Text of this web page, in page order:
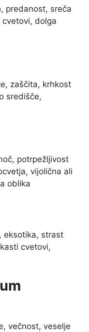
predanost, sreča
cvetovi, dolga
zaščita, krhkost
središče,
potrpežljivost
vijolična ali
oblika
eksotika, strast
cvetovi,
večnost, veselje